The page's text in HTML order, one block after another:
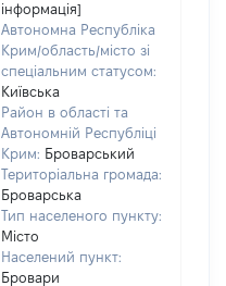
інформація]
Автономна Республіка
Крим/область/місто зі
спеціальним статусом:
Київська
Район в області та
Автономній Республіці
Крим: Броварський
Територіальна громада:
Броварська
Тип населеного пункту:
Місто
Населений пункт:
Бровари